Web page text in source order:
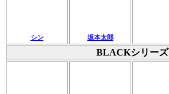
シン 坂本太郎
BLACKシリーズ